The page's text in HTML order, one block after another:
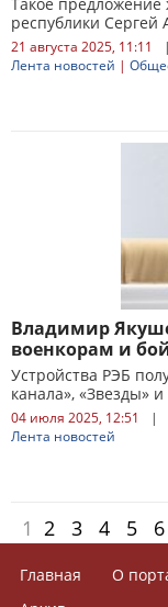
республики Сергей
21 августа 2025, 11:11 |
Лента новостей |
Владимир
военкорам и
Устройства РЭБ
канала», «Звезды»
04 июля 2025, 12:51 |
Лента новостей
1 2 3 4 5 6
Главная О